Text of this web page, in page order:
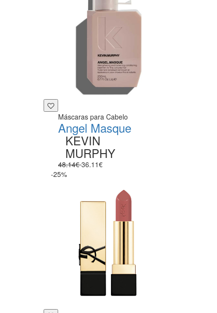
Máscaras para Cabelo
Angel Masque
KEVIN
MURPHY
48.14€36.11€
-25%